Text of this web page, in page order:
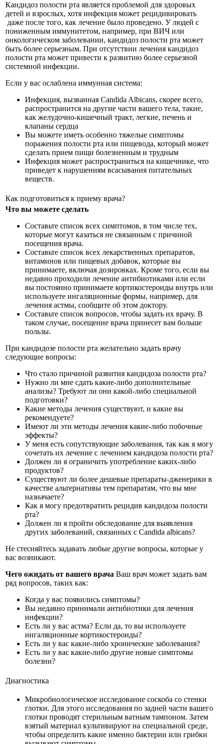
Кандидоз полости рта является проблемой для здоровых
детей и взрослых, хотя инфекция может рецидивировать
даже после того, как лечение было проведено. У людей с
пониженным иммунитетом, например, при ВИЧ или
онкологическом заболевании, кандидоз полости рта может
быть более серьезным. При отсутствии лечения кандидоз
полости рта может привести к развитию более серьезной
системной инфекции.
Если у вас ослаблена иммунная система:
Инфекция, вызванная Candida Albicans, скорее всего,
распространится на другие части вашего тела, такие,
как желудочно-кишечный тракт, легкие, печень и
клапаны сердца
Вы можете иметь особенно тяжелые симптомы
поражения полости рта или пищевода, который может
сделать прием пищи болезненным и трудным
Инфекция может распространиться на кишечнике, что
приведет к нарушениям всасывания питательных
веществ.
Как подготовиться к приему врача?
Что вы можете сделать
Составьте список всех симптомов, в том числе тех,
которые могут казаться не связанным с причиной
посещения врача.
Составьте список всех лекарственных препаратов,
витаминов или пищевых добавок, которые вы
принимаете, включая дозировках. Кроме того, если вы
недавно проходили лечение антибиотиками или если
вы постоянно принимаете кортикостероиды внутрь или
используете ингаляционные формы, например, для
лечения астмы, сообщите об этом доктору.
Составьте список вопросов, чтобы задать их врачу. В
таком случае, посещение врача принесет вам больше
пользы.
При кандидозе полости рта желательно задать врачу
следующие вопросы:
Что стало причиной развития кандидоза полости рта?
Нужно ли мне сдать какие-либо дополнительные
анализы? Требуют ли они какой-либо специальной
подготовки?
Какие методы лечения существуют, и какие вы
рекомендуете?
Имеют ли эти методы лечения какие-либо побочные
эффекты?
У меня есть сопутствующие заболевания, так как я могу
сочетать их лечение с лечением кандидоза полости рта?
Должен ли я ограничить употребление каких-либо
продуктов?
Существуют ли более дешевые препараты-дженерики в
качестве альтернативы тем препаратам, что вы мне
назначаете?
Как я могу предотвратить рецидив кандидоза полости
рта?
Должен ли я пройти обследование для выявления
других заболеваний, связанных с Candida albicans?
Не стесняйтесь задавать любые другие вопросы, которые у
вас возникают.
Чего ожидать от вашего врача Ваш врач может задать вам
ряд вопросов, таких как:
Когда у вас появились симптомы?
Вы недавно принимали антибиотики для лечения
инфекции?
Есть ли у вас астма? Если да, то вы используете
ингаляционные кортикостероиды?
Есть ли у вас какие-либо хронические заболевания?
Есть ли у вас какие-либо другие новые симптомы
болезни?
Диагностика
Микробиологическое исследование соскоба со стенки
глотки. Для этого исследования по задней части вашего
глотки проводят стерильным ватным тампоном. Затем
взятый материал культивируют на специальной среде,
чтобы определить какие именно бактерии или грибки